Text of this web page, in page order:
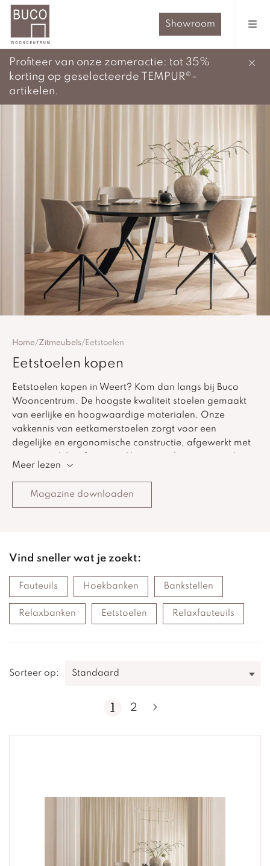
Showroom
Profiteer van onze zomeractie: tot 35%
korting op geselecteerde TEMPUR®-
artikelen.
Home/Zitmeubels/ Eetstoelen
Eetstoelen kopen
Eetstoelen kopen in Weert? Kom dan langs bij Buco
Wooncentrum. De hoogste kwaliteit stoelen gemaakt
van eerlijke en hoogwaardige materialen. Onze
vakkennis van eetkamerstoelen zorgt voor een
degelijke en ergonomische constructie, afgewerkt met
We bieden diverse maatwerk mogelijkheden voor de
eetkamerstoelen, zodat we die volledig op basis van
uw wensen kunnen vormgeven.
Meer lezen
Magazine downloaden
Vind sneller wat je zoekt:
Fauteuils Hoekbanken Bankstellen
Relaxbanken Eetstoelen Relaxfauteuils
Sorteer op:
1 2